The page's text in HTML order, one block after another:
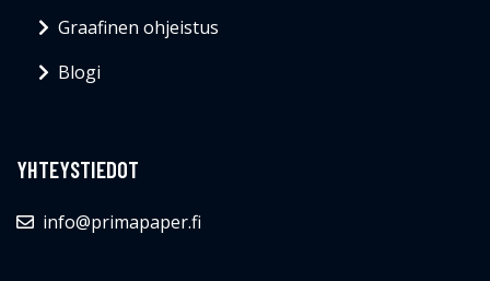
Graafinen ohjeistus
Blogi
YHTEYSTIEDOT
info@primapaper.fi